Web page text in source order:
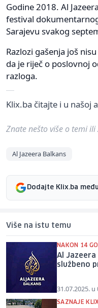
Godine 2018. Al
festival
Sarajevu svakog
Razlozi gašenja još
da je riječ o poslovnoj
razloga.
Klix.ba čitajte i u našoj
Znate nešto više o temi
Al Jazeera Balkans
Dodajte Klix.ba
Više na istu temu
NAKON 14
Al Jazeera
službeno
31.07.2025. u
SAZNAJE